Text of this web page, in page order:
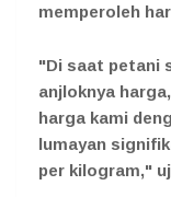
memperoleh
"Di saat petani
anjloknya
harga kami
lumayan
per kilogram,"